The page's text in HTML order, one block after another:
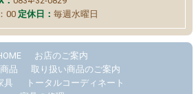
00 定休日： 毎週水曜日
お店のご案内
品
取り扱い商品のご案内
具
トータルコーディネート